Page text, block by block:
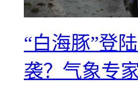
“白海豚”登
袭？气象专